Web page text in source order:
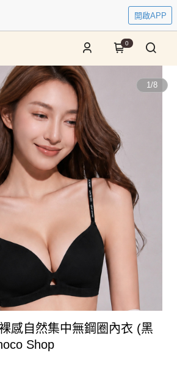
開啟APP
0
1/8
感自然集中無鋼圈內衣 (黑
Shop